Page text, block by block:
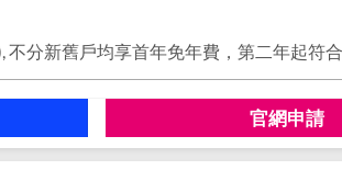
官網申請